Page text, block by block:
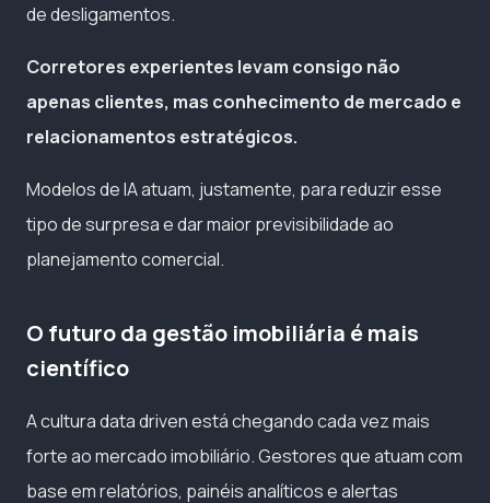
de desligamentos.
Corretores experientes levam consigo não
apenas clientes, mas conhecimento de mercado e
relacionamentos estratégicos.
Modelos de IA atuam, justamente, para reduzir esse
tipo de surpresa e dar maior previsibilidade ao
planejamento comercial.
O futuro da gestão imobiliária é mais
científico
A cultura data driven está chegando cada vez mais
forte ao mercado imobiliário. Gestores que atuam com
base em relatórios, painéis analíticos e alertas